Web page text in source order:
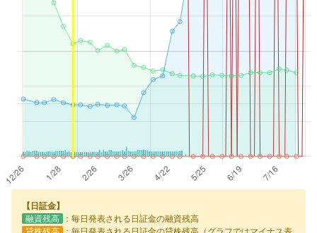
【日証金】
融資残高
：毎日発表される日証金の融資残高